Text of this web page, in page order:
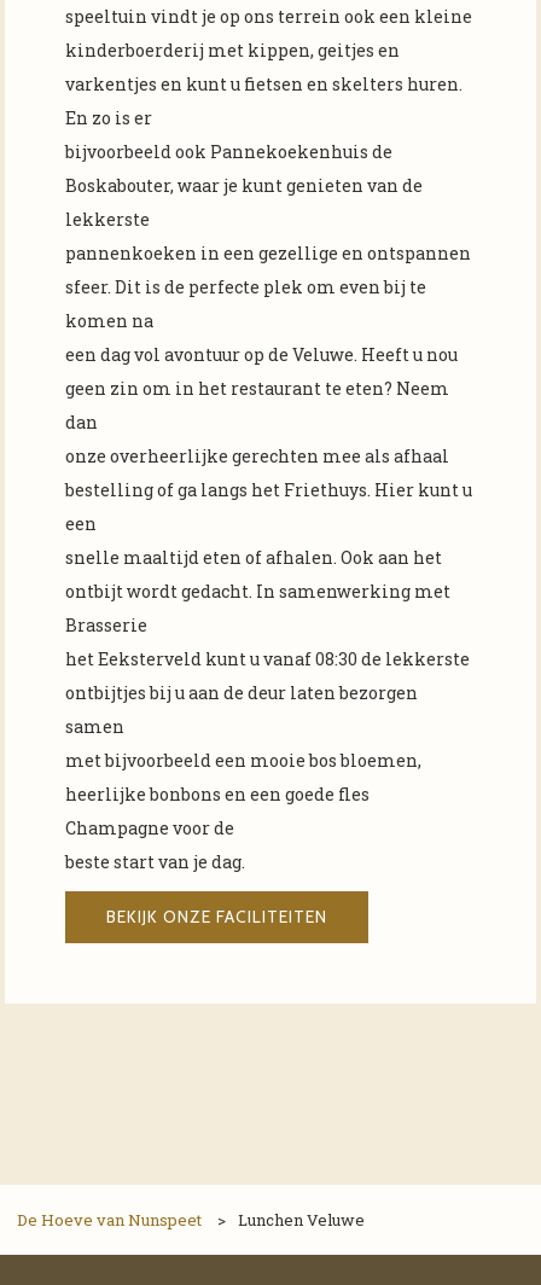
speeltuin vindt je op ons terrein ook een kleine
kinderboerderij met kippen, geitjes en
varkentjes en kunt u fietsen en skelters huren.
En zo is er
bijvoorbeeld ook Pannekoekenhuis de
Boskabouter, waar je kunt genieten van de
lekkerste
pannenkoeken in een gezellige en ontspannen
sfeer. Dit is de perfecte plek om even bij te
komen na
een dag vol avontuur op de Veluwe. Heeft u nou
geen zin om in het restaurant te eten? Neem
dan
onze overheerlijke gerechten mee als afhaal
bestelling of ga langs het Friethuys. Hier kunt u
een
snelle maaltijd eten of afhalen. Ook aan het
ontbijt wordt gedacht. In samenwerking met
Brasserie
het Eeksterveld kunt u vanaf 08:30 de lekkerste
ontbijtjes bij u aan de deur laten bezorgen
samen
met bijvoorbeeld een mooie bos bloemen,
heerlijke bonbons en een goede fles
Champagne voor de
beste start van je dag.
BEKIJK ONZE FACILITEITEN
De Hoeve van Nunspeet > Lunchen Veluwe